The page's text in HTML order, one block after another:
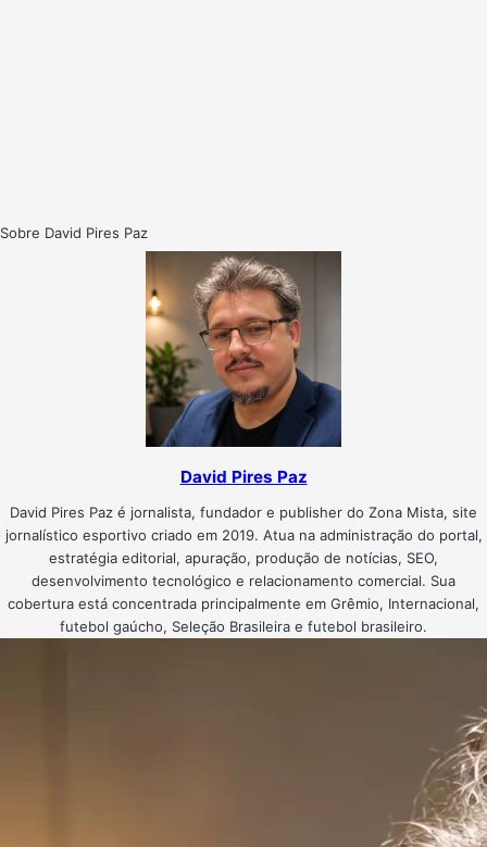
Sobre David Pires Paz
David Pires Paz
David Pires Paz é jornalista, fundador e publisher do Zona Mista, site
jornalístico esportivo criado em 2019. Atua na administração do portal,
estratégia editorial, apuração, produção de notícias, SEO,
desenvolvimento tecnológico e relacionamento comercial. Sua
cobertura está concentrada principalmente em Grêmio, Internacional,
futebol gaúcho, Seleção Brasileira e futebol brasileiro.